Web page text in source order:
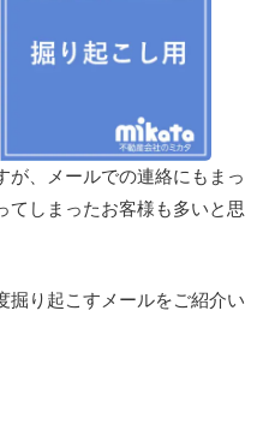
が、メールでの連絡にもまっ
てしまったお客様も多いと思
掘り起こすメールをご紹介い